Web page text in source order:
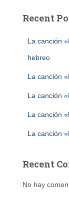
Recent
La canción
hebreo
La canción
La canción
La canción
La canción
Recent
No hay